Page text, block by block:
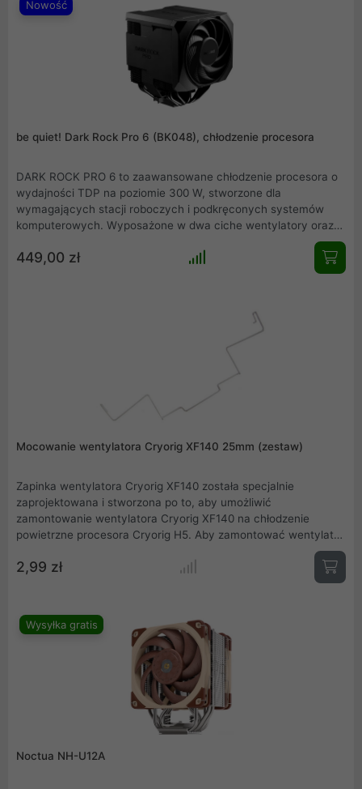
wyjątkowo efektywne.
Nowość
be quiet! Dark Rock Pro 6 (BK048), chłodzenie procesora
DARK ROCK PRO 6 to zaawansowane chłodzenie procesora o
wydajności TDP na poziomie 300 W, stworzone dla
wymagających stacji roboczych i podkręconych systemów
komputerowych. Wyposażone w dwa ciche wentylatory oraz
siedem miedzianych rurek odprowadzających ciepło, zapewnia
optymalną temperaturę przy zachowaniu wyjątkowo cichej
pracy. Innowacyjny przełącznik pozwala na szybką zmianę
449,00 zł
Mocowanie wentylatora Cryorig XF140 25mm (zestaw)
Zapinka wentylatora Cryorig XF140 została specjalnie
zaprojektowana i stworzona po to, aby umożliwić
zamontowanie wentylatora Cryorig XF140 na chłodzenie
powietrzne procesora Cryorig H5. Aby zamontować wentylator
XF140 lub inny, podobny o grubości około 25 mm do radiatora
chłodzenia, konieczne jest zakupienie jednego zestawu - w
2,99 zł
Wysyłka gratis
Noctua NH-U12A